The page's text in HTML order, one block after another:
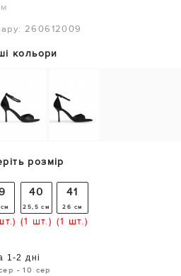
260612009
кольори
розмір
40
25,5 см
(1 шт.)
41
26 см
(1 шт.)
1-2 дні
- 10 сер